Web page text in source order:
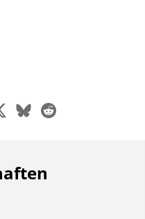
blueskyreddit